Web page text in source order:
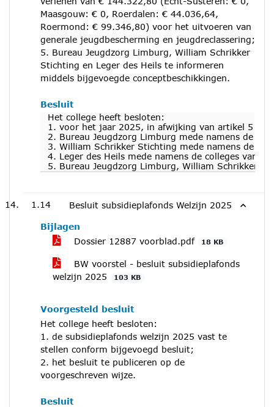
Maasgouw: € 0, Roerdalen: € 44.036,64,
Roermond: € 99.346,80) voor het uitvoeren van
generale jeugdbescherming en jeugdreclassering;
5. Bureau Jeugdzorg Limburg, William Schrikker
Stichting en Leger des Heils te informeren
middels bijgevoegde conceptbeschikkingen.
Besluit
Het college heeft besloten:
1. voor het jaar 2025, in afwijking van artikel 5 van
2. Bureau Jeugdzorg Limburg mede namens de
3. William Schrikker Stichting mede namens de
4. Leger des Heils mede namens de colleges van
5. Bureau Jeugdzorg Limburg, William Schrikker
1.14 Besluit subsidieplafonds Welzijn 2025
Bijlagen
Dossier 12887 voorblad.pdf
18 KB
BW voorstel - besluit subsidieplafonds
welzijn 2025
103 KB
Voorgesteld besluit
Het college heeft besloten:
1. de subsidieplafonds welzijn 2025 vast te
stellen conform bijgevoegd besluit;
2. het besluit te publiceren op de
voorgeschreven wijze.
Besluit